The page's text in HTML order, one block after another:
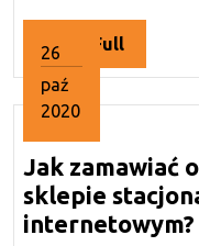
Read FullRead
Full
26
paź
2020
października
2020
Jak zamawiać
sklepie
internetowym?